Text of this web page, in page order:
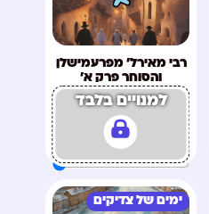
רבי מאירל' מפרעמישלן
והסוחר פרק א'
למנויים בלבד
ימים של צדיקים